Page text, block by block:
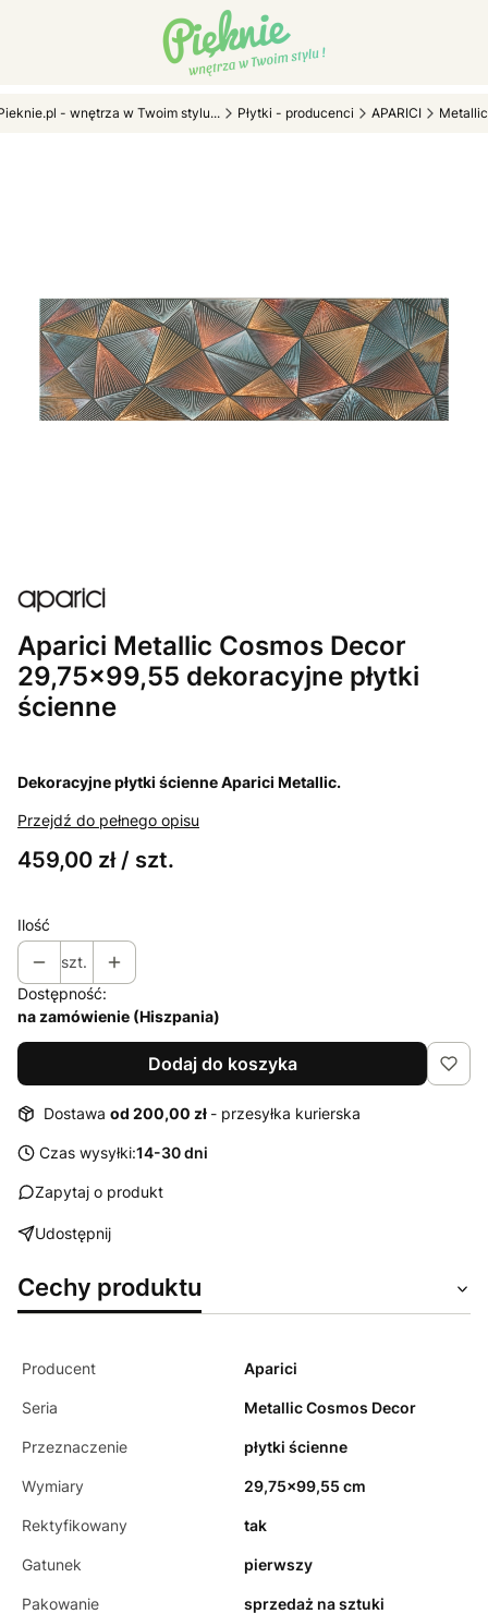
- wnętrza w Twoim stylu... Płytki - producenci APARICI Metallic
Aparici Metallic Cosmos Decor
29,75x99,55 dekoracyjne płytki
ścienne
Dekoracyjne płytki ścienne Aparici Metallic.
Przejdź do pełnego opisu
459,00 zł / szt.
Ilość
szt.
Dostępność:
na zamówienie (Hiszpania)
Dodaj do koszyka
Dostawa od 200,00 zł - przesyłka kurierska
Czas wysyłki:14-30 dni
Zapytaj o produkt
Udostępnij
Cechy produktu
Producent Aparici
Seria Metallic Cosmos Decor
Przeznaczenie płytki ścienne
Wymiary 29,75x99,55 cm
Rektyfikowany tak
Gatunek pierwszy
Pakowanie sprzedaż na sztuki